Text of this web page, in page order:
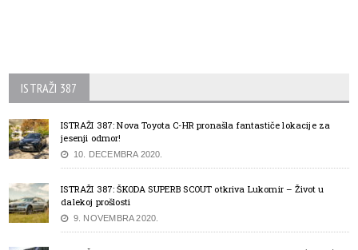
ISTRAŽI 387
ISTRAŽI 387: Nova Toyota C-HR pronašla fantastiče lokacije za
jesenji odmor!
10. DECEMBRA 2020.
ISTRAŽI 387: ŠKODA SUPERB SCOUT otkriva Lukomir – Život u
dalekoj prošlosti
9. NOVEMBRA 2020.